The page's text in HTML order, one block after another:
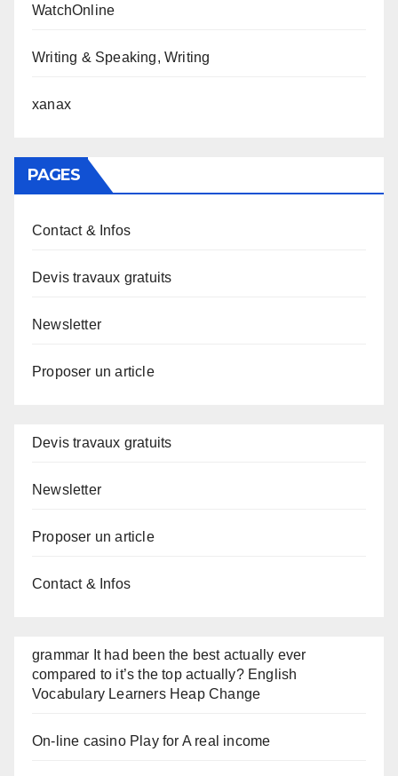
WatchOnline
Writing & Speaking, Writing
xanax
PAGES
Contact & Infos
Devis travaux gratuits
Newsletter
Proposer un article
Devis travaux gratuits
Newsletter
Proposer un article
Contact & Infos
grammar It had been the best actually ever
compared to it’s the top actually? English
Vocabulary Learners Heap Change
On-line casino Play for A real income